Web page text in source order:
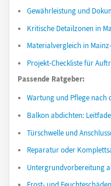
Gewährleistung und
Kritische Detailzonen in
Materialvergleich in
Projekt-Checkliste für
Passende Ratgeber:
Wartung und Pflege nach
Balkon abdichten:
Türschwelle und
Reparatur oder
Untergrundvorbereitung